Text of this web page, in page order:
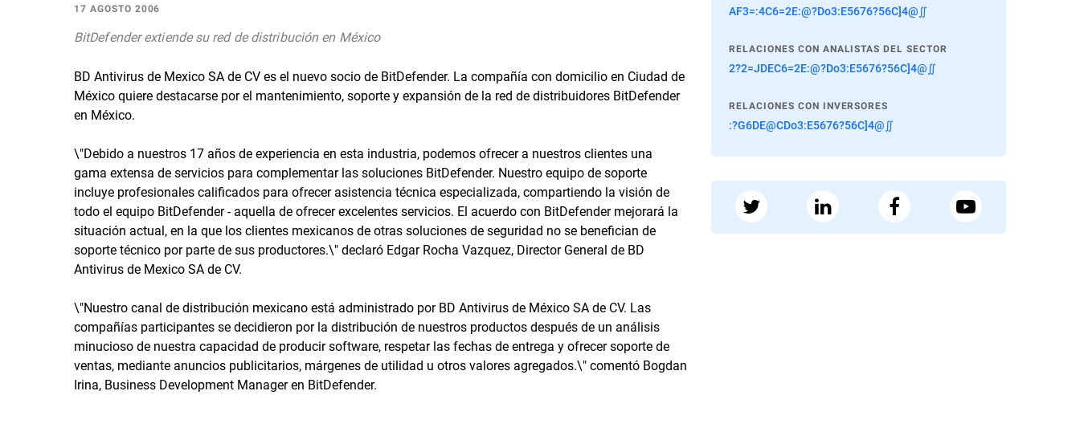
17 AGOSTO 2006
BitDefender extiende su red de distribución en México
BD Antivirus de Mexico SA de CV es el nuevo socio de BitDefender. La compañía con domicilio en Ciudad de
México quiere destacarse por el mantenimiento, soporte y expansión de la red de distribuidores BitDefender
en México.
\"Debido a nuestros 17 años de experiencia en esta industria, podemos ofrecer a nuestros clientes una
gama extensa de servicios para complementar las soluciones BitDefender. Nuestro equipo de soporte
incluye profesionales calificados para ofrecer asistencia técnica especializada, compartiendo la visión de
todo el equipo BitDefender - aquella de ofrecer excelentes servicios. El acuerdo con BitDefender mejorará la
situación actual, en la que los clientes mexicanos de otras soluciones de seguridad no se benefician de
soporte técnico por parte de sus productores.\" declaró Edgar Rocha Vazquez, Director General de BD
Antivirus de Mexico SA de CV.
\"Nuestro canal de distribución mexicano está administrado por BD Antivirus de México SA de CV. Las
compañías participantes se decidieron por la distribución de nuestros productos después de un análisis
minucioso de nuestra capacidad de producir software, respetar las fechas de entrega y ofrecer soporte de
ventas, mediante anuncios publicitarios, márgenes de utilidad u otros valores agregados.\" comentó Bogdan
Irina, Business Development Manager en BitDefender.
AF3=:4C6=2E:@?Do3:E5676?56C]4@∬
RELACIONES CON ANALISTAS DEL SECTOR
2?2=JDEC6=2E:@?Do3:E5676?56C]4@∬
RELACIONES CON INVERSORES
:?G6DE@CDo3:E5676?56C]4@∬